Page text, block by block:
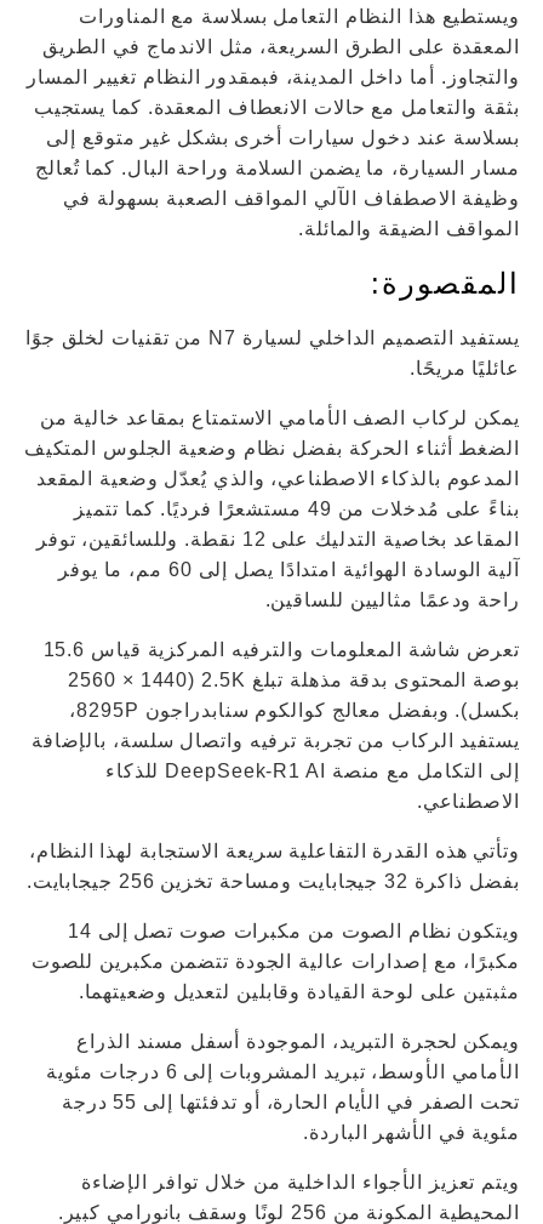
ويستطيع هذا النظام التعامل بسلاسة مع المناورات
المعقدة على الطرق السريعة، مثل الاندماج في الطريق
والتجاوز. أما داخل المدينة، فبمقدور النظام تغيير المسار
بثقة والتعامل مع حالات الانعطاف المعقدة. كما يستجيب
بسلاسة عند دخول سيارات أخرى بشكل غير متوقع إلى
مسار السيارة، ما يضمن السلامة وراحة البال. كما تُعالج
وظيفة الاصطفاف الآلي المواقف الصعبة بسهولة في
المواقف الضيقة والمائلة.
المقصورة:
يستفيد التصميم الداخلي لسيارة N7 من تقنيات لخلق جوًا
عائليًا مريحًا.
يمكن لركاب الصف الأمامي الاستمتاع بمقاعد خالية من
الضغط أثناء الحركة بفضل نظام وضعية الجلوس المتكيف
المدعوم بالذكاء الاصطناعي، والذي يُعدّل وضعية المقعد
بناءً على مُدخلات من 49 مستشعرًا فرديًا. كما تتميز
المقاعد بخاصية التدليك على 12 نقطة. وللسائقين، توفر
آلية الوسادة الهوائية امتدادًا يصل إلى 60 مم، ما يوفر
راحة ودعمًا مثاليين للساقين.
تعرض شاشة المعلومات والترفيه المركزية قياس 15.6
بوصة المحتوى بدقة مذهلة تبلغ 2.5K (2560 × 1440
بكسل). وبفضل معالج كوالكوم سنابدراجون 8295P،
يستفيد الركاب من تجربة ترفيه واتصال سلسة، بالإضافة
إلى التكامل مع منصة DeepSeek-R1 AI للذكاء
الاصطناعي.
وتأتي هذه القدرة التفاعلية سريعة الاستجابة لهذا النظام،
بفضل ذاكرة 32 جيجابايت ومساحة تخزين 256 جيجابايت.
ويتكون نظام الصوت من مكبرات صوت تصل إلى 14
مكبرًا، مع إصدارات عالية الجودة تتضمن مكبرين للصوت
مثبتين على لوحة القيادة وقابلين لتعديل وضعيتهما.
ويمكن لحجرة التبريد، الموجودة أسفل مسند الذراع
الأمامي الأوسط، تبريد المشروبات إلى 6 درجات مئوية
تحت الصفر في الأيام الحارة، أو تدفئتها إلى 55 درجة
مئوية في الأشهر الباردة.
ويتم تعزيز الأجواء الداخلية من خلال توافر الإضاءة
المحيطية المكونة من 256 لونًا وسقف بانورامي كبير.